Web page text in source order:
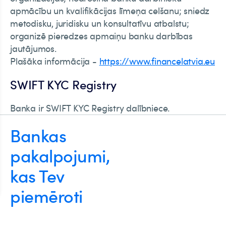
apmācību un kvalifikācijas līmeņa celšanu; sniedz
metodisku, juridisku un konsultatīvu atbalstu;
organizē pieredzes apmaiņu banku darbības
jautājumos.
Plašāka informācija - https://www.financelatvia.eu
SWIFT KYC Registry
Banka ir SWIFT KYC Registry dalībniece.
Bankas
pakalpojumi,
kas Tev
piemēroti